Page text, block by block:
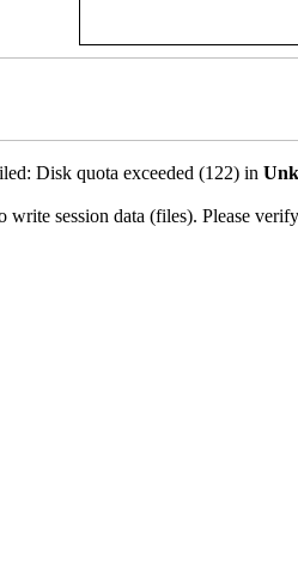
Disk quota exceeded (122) in
session data (files). Please